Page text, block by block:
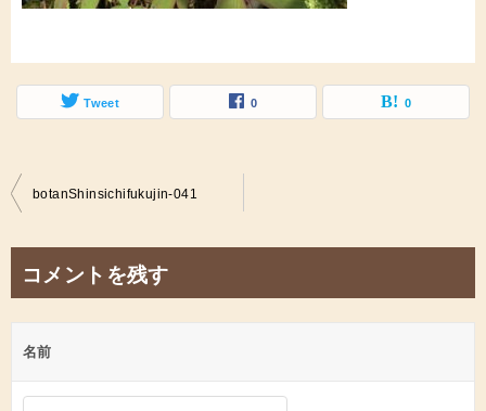
Tweet 0 0
投
ビ
ゲ
ー
シ
botanShinsichifukujin-041
コメントを残す
名前